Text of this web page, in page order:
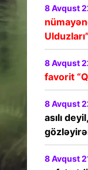
8 Avqust
8 Avqust
favorit
8 Avqust
asılı
8 Avqust